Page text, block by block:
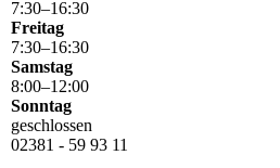
7:30–16:30
Freitag
7:30–16:30
Samstag
8:00–12:00
Sonntag
geschlossen
02381 - 59 93 11